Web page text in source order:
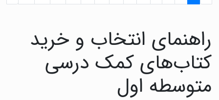
راهنمای انتخاب و خرید
کتاب‌های کمک درسی
متوسطه اول